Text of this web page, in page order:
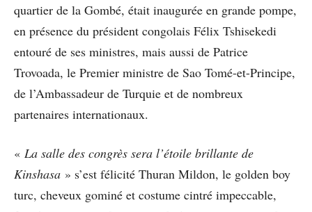
quartier de la Gombé, était inaugurée en grande pompe,
en présence du président congolais Félix Tshisekedi
entouré de ses ministres, mais aussi de Patrice
Trovoada, le Premier ministre de Sao Tomé-et-Principe,
de l’Ambassadeur de Turquie et de nombreux
partenaires internationaux.
« La salle des congrès sera l’étoile brillante de
Kinshasa » s’est félicité Thuran Mildon, le golden boy
turc, cheveux gominé et costume cintré impeccable,